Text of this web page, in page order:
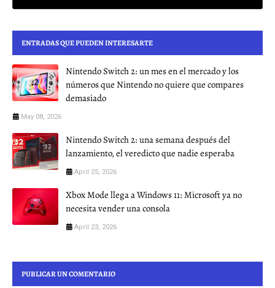
ENTRADAS QUE PUEDEN INTERESARTE
Nintendo Switch 2: un mes en el mercado y los
números que Nintendo no quiere que compares
demasiado
May 08, 2026
Nintendo Switch 2: una semana después del
lanzamiento, el veredicto que nadie esperaba
April 25, 2026
Xbox Mode llega a Windows 11: Microsoft ya no
necesita vender una consola
April 23, 2026
PUBLICAR UN COMENTARIO